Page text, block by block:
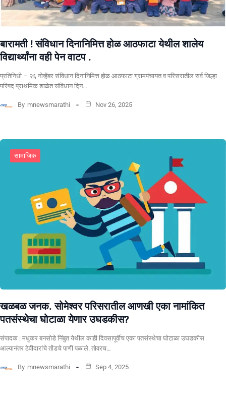
बारामती ! संविधान दिनानिमित्त होळ आठफाटा येथील शालेय
विद्यार्थ्यांना वही पेन वाटप .
प्रतिनिधी – २६ नोव्हेंबर संविधान दिनानिमित्त होळ आठफाटा ग्रामपंचायत व परिसरातील सर्व जिल्हा
परिषद प्राथमिक शाळेत संविधान दिन…
By mnewsmarathi Nov 26, 2025
सामाजिक
खळबळ जनक. सोमेश्वर परिसरातील आणखी एका नामांकित
पतसंस्थेचा घोटाळा येणार उघडकीस?
संपादक : मधुकर बनसोडे निंबुत येथील काही दिवसापूर्वीच एका पतसंस्थेचा घोटाळा उघडकीस
आल्यानंतर ठेवीदारांचे तोंडचे पाणी पळाले. तोवरच…
By mnewsmarathi Sep 4, 2025